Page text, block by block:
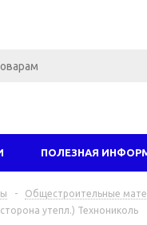
ПОЛЕЗНАЯ
- Общестроительные
утепл.) Технониколь